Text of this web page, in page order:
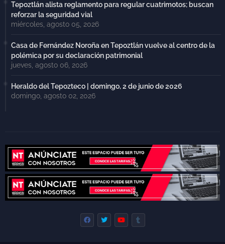
Tepoztlán alista reglamento para regular cuatrimotos; buscan
reforzar la seguridad vial
miércoles, agosto 05, 2026
Casa de Fernández Noroña en Tepoztlán vuelve al centro de la
polémica por su declaración patrimonial
jueves, agosto 06, 2026
Heraldo del Tepozteco | domingo, 2 de junio de 2026
domingo, agosto 02, 2026